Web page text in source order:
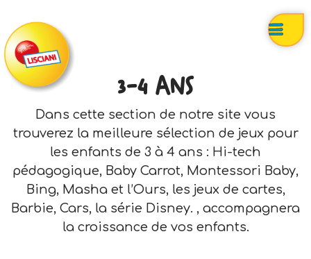
3-4 ANS
Dans cette section de notre site vous
trouverez la meilleure sélection de jeux pour
les enfants de 3 à 4 ans : Hi-tech
pédagogique, Baby Carrot, Montessori Baby,
Bing, Masha et l’Ours, les jeux de cartes,
Barbie, Cars, la série Disney. , accompagnera
la croissance de vos enfants.